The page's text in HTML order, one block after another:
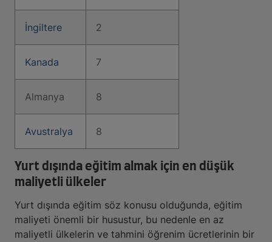
İngiltere 2
Kanada 7
Almanya 8
Avustralya 8
Yurt dışında eğitim almak için en düşük
maliyetli ülkeler
Yurt dışında eğitim söz konusu olduğunda, eğitim
maliyeti önemli bir husustur, bu nedenle en az
maliyetli ülkelerin ve tahmini öğrenim ücretlerinin bir